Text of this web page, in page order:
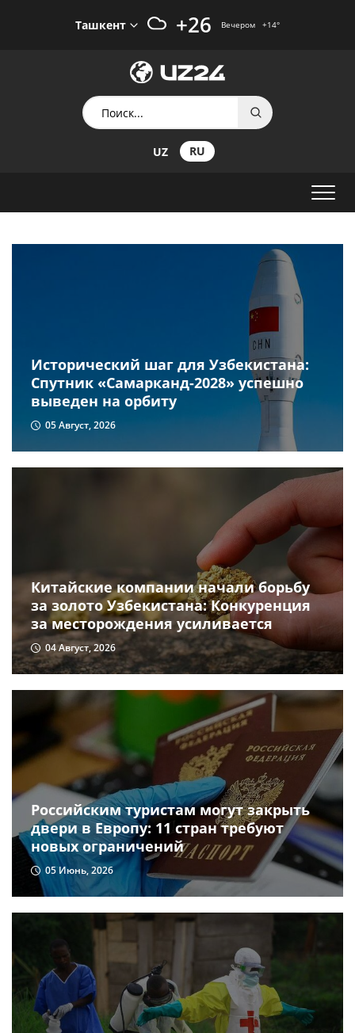
Ташкент +26 Вечером +14°
UZ RU
Исторический шаг для Узбекистана:
Спутник «Самарканд-2028» успешно
выведен на орбиту
05 Август, 2026
Китайские компании начали борьбу
за золото Узбекистана: Конкуренция
за месторождения усиливается
04 Август, 2026
Российским туристам могут закрыть
двери в Европу: 11 стран требуют
новых ограничений
05 Июнь, 2026